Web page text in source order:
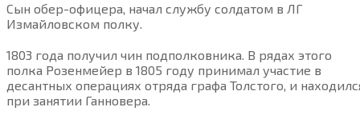
Сын обер-офицера, начал службу солдатом в ЛГ
Измайловском полку.
1803 года получил чин подполковника. В рядах этого
полка Розенмейер в 1805 году принимал участие в
десантных операциях отряда графа Толстого, и
при занятии Ганновера.